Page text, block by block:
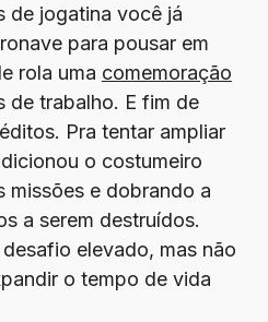
de jogatina você já
para pousar em
rola uma comemoração
de trabalho. E fim de
Pra tentar ampliar
o costumeiro
missões e dobrando a
a serem destruídos.
elevado, mas não
o tempo de vida